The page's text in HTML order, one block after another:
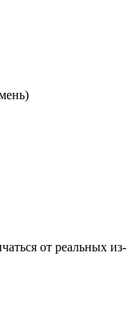
от реальных из-